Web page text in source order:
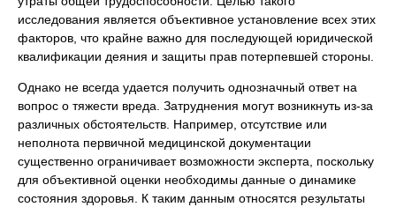
исследования является объективное установление всех этих
факторов, что крайне важно для последующей юридической
квалификации деяния и защиты прав потерпевшей стороны.
Однако не всегда удается получить однозначный ответ на
вопрос о тяжести вреда. Затруднения могут возникнуть из-за
различных обстоятельств. Например, отсутствие или
неполнота первичной медицинской документации
существенно ограничивает возможности эксперта, поскольку
для объективной оценки необходимы данные о динамике
состояния здоровья. К таким данным относятся результаты